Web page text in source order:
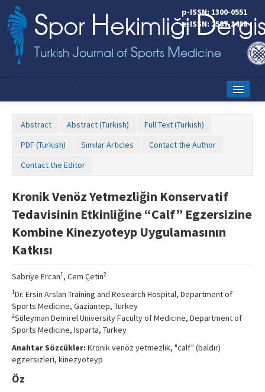
p-ISSN: 1300-0551
e-ISSN: 2587-1498
Editorial Board
Instructions to Authors
Copyright Transfer Form
Contact Us
Abstract Abstract (Turkish)
Full Text (Turkish)
PDF (Turkish)
Similar Articles
Contact the Author
Contact the Editor
Kronik Venöz Yetmezliğin Konservatif
Tedavisinin Etkinliğine “Calf” Egzersizine
Kombine Kinezyoteyp Uygulamasının
Katkısı
Sabriye Ercan1, Cem Çetin2
1Dr. Ersin Arslan Training and Research Hospital, Department of
Sports Medicine, Gaziantep, Turkey
2Süleyman Demirel University Faculty of Medicine, Department of
Sports Medicine, Isparta, Turkey
Anahtar Sözcükler: Kronik venöz yetmezlik, "calf" (baldır)
egzersizleri, kinezyoteyp
Öz